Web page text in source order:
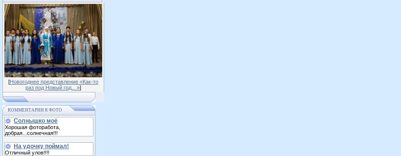
[Новогоднее представление «Как-то
раз под Новый год…»]
КОММЕНТАРИИ К ФОТО
Солнышко моё
Хорошая фоторабота,
добрая...солнечная!!!
На удочку поймал!
Отличный улов!!!!